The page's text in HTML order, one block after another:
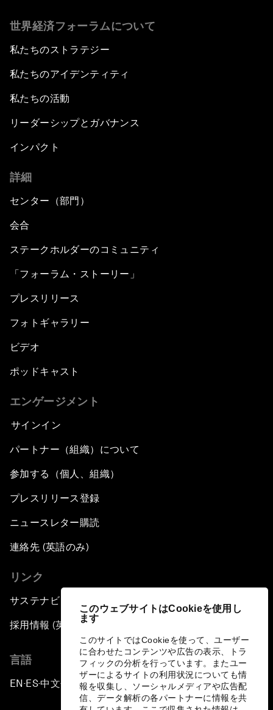
このウェブサイトはCookieを使用し
ます
このサイトではCookieを使って、ユーザー
に合わせたコンテンツや広告の表示、トラ
フィックの分析を行っています。またユー
ザーによるサイトの利用状況についても情
報を収集し、ソーシャルメディアや広告配
信、データ解析の各パートナーに情報を共
世界経済フォーラムについて
私たちのストラテジー
私たちのアイデンティティ
私たちの活動
リーダーシップとガバナンス
インパクト
詳細
センター（部門）
会合
ステークホルダーのコミュニティ
「フォーラム・ストーリー」
プレスリリース
フォトギャラリー
ビデオ
ポッドキャスト
エンゲージメント
サインイン
パートナー（組織）について
参加する（個人、組織）
プレスリリース登録
ニュースレター購読
連絡先 (英語のみ)
リンク
サステナビリティへの取り組み
採用情報 (英語のみ)
言語
EN ▪ES▪中文▪ 日本語